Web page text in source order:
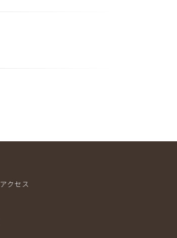
アクセス